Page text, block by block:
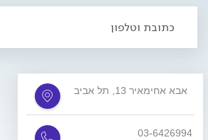
כתובת וטלפון
אבא אחימאיר 13, תל אביב
03-6426994